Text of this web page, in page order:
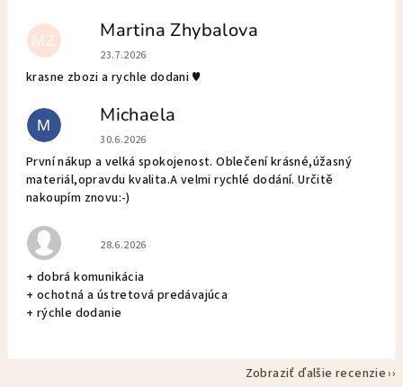
MZ Martina Zhybalova
Hodnotenie obchodu je 5 z 5 hviezdičiek.
23.7.2026
krasne zbozi a rychle dodani ♥️
M Michaela
Hodnotenie obchodu je 5 z 5 hviezdičiek.
30.6.2026
První nákup a velká spokojenost. Oblečení krásné,úžasný
materiál,opravdu kvalita.A velmi rychlé dodání. Určitě
nakoupím znovu:-)
Hodnotenie obchodu je 5 z 5 hviezdičiek.
28.6.2026
+ dobrá komunikácia
+ ochotná a ústretová predávajúca
+ rýchle dodanie
Zobraziť ďalšie recenzie